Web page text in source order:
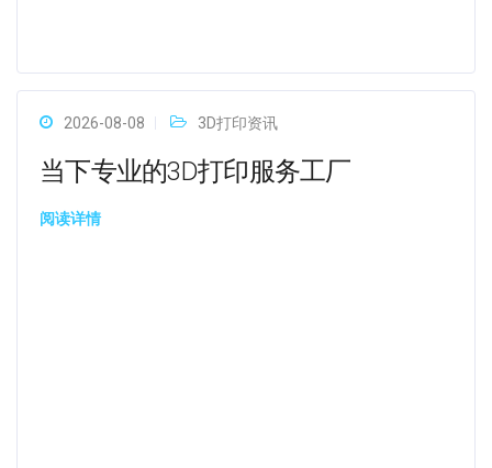
2026-08-08 3D打印资讯
当下专业的3D打印服务工厂
阅读详情